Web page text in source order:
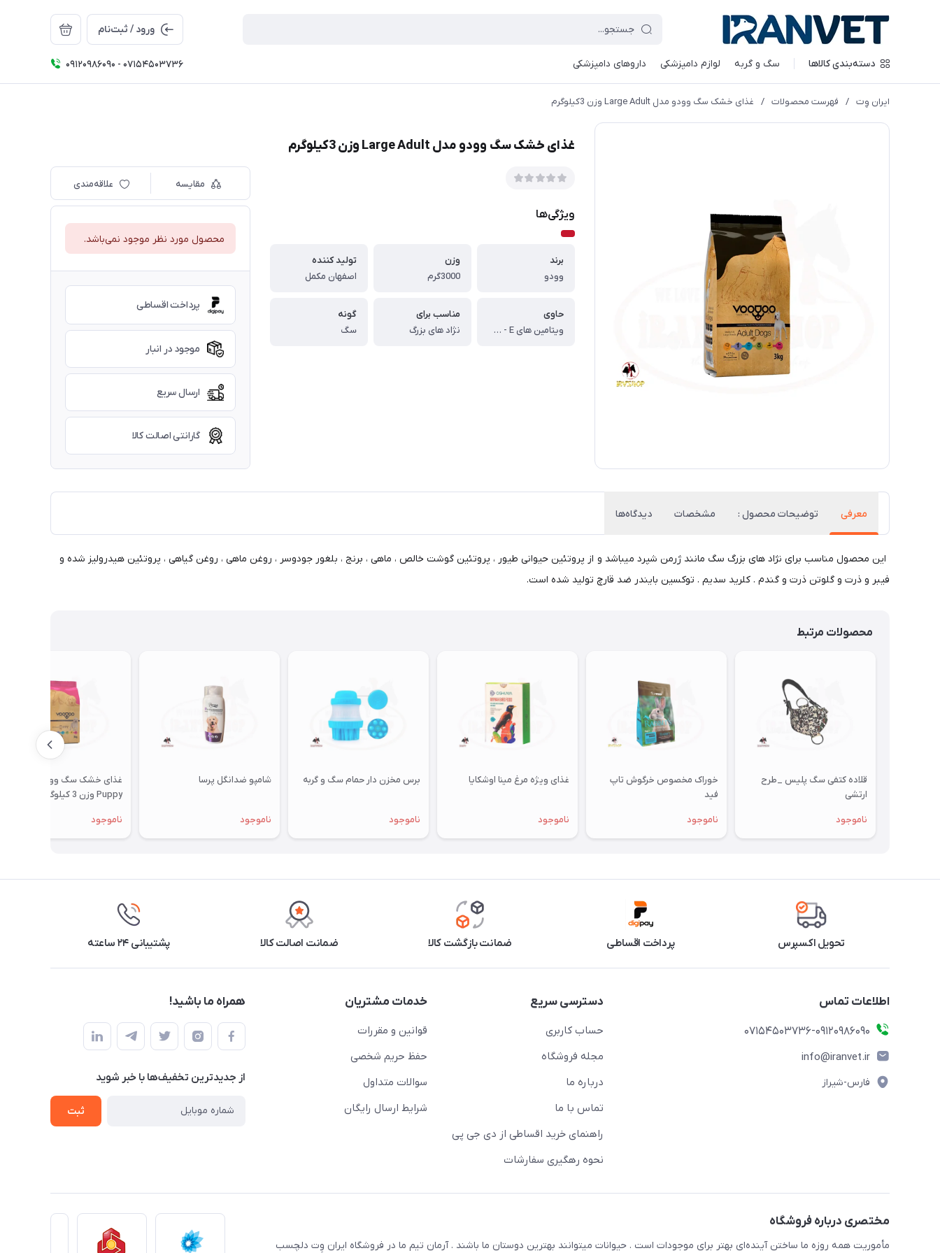
ورود / ثبت‌نام
دسته‌بندی کالاها سگ و گربه لوازم دامپزشکی داروهای دامپزشکی 09120986090 - 07154503736
ایران وِت / فهرست محصولات / غذای خشک سگ وودو مدل Large Adult وزن 3کیلوگرم
غذای خشک سگ وودو مدل Large Adult وزن 3کیلوگرم
ویژگی‌ها
برند
وودو
وزن
3000گرم
تولید کننده
اصفهان مکمل
حاوی
ویتامین های A - E ، ال کارنیتین ، امگا 3 - امگا 6
مناسب برای
نژاد های بزرگ
گونه
سگ
مقایسه علاقه‌مندی
محصول مورد نظر موجود نمی‌باشد.
پرداخت اقساطی
موجود در انبار
ارسال سریع
گارانتی اصالت کالا
معرفی توضیحات محصول : مشخصات دیدگاه‌ها
این محصول مناسب برای نژاد های بزرگ سگ مانند ژرمن شپرد میباشد و از پروتئین حیوانی طیور ، پروتئین گوشت خالص ، ماهی ، برنج ، بلغور جودوسر ، روغن ماهی ، روغن گیاهی ، پروتئین هیدرولیز شده و
فیبر و ذرت و گلوتن ذرت و گندم . کلرید سدیم . توکسین بایندر ضد قارچ تولید شده است.
محصولات مرتبط
قلاده کتفی سگ پلیس _طرح
ارتشی
ناموجود
خوراک مخصوص خرگوش تاپ
فید
ناموجود
غذای ویژه مرغ مینا اوشکایا
ناموجود
برس مخزن دار حمام سگ و گربه
ناموجود
شامپو ضدانگل پرسا
ناموجود
غذای خشک سگ وودو مدل
Puppy وزن 3 کیلوگرم
ناموجود
تحویل اکسپرس پرداخت اقساطی ضمانت بازگشت کالا ضمانت اصالت کالا پشتیبانی ۲۴ ساعته
اطلاعات تماس
07154503736-09120986090
info@iranvet.ir
فارس-شیراز
دسترسی سریع
حساب کاربری
مجله فروشگاه
درباره ما
تماس با ما
راهنمای خرید اقساطی از دی جی پی
نحوه رهگیری سفارشات
خدمات مشتریان
قوانین و مقررات
حفظ حریم شخصی
سوالات متداول
شرایط ارسال رایگان
همراه ما باشید!
از جدید‌ترین تخفیف‌ها با‌ خبر شوید
ثبت
مختصری درباره فروشگاه
مأموریت همه روزه ما ساختن آینده‌ای بهتر برای موجودات است . حیوانات میتوانند بهترین دوستان ما باشند . آرمان تیم ما در فروشگاه ایران وِت دلچسب